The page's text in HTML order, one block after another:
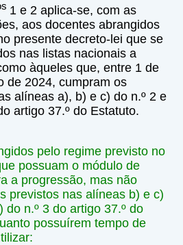
1 e 2 aplica-se, com as
aos docentes abrangidos
presente decreto-lei que se
nas listas nacionais a
àqueles que, entre 1 de
de 2024, cumpram os
alíneas a), b) e c) do n.º 2 e
artigo 37.º do Estatuto.
pelo regime previsto no
possuam o módulo de
a progressão, mas não
previstos nas alíneas b) e c)
do n.º 3 do artigo 37.º do
possuírem tempo de